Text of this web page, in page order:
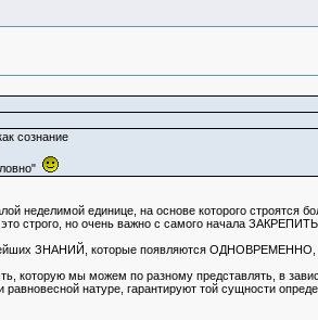
сознание
неделимой единице, на основе которого строятся
это строго, но очень важно с самого начала
ЗНАНИЙ, которые появляются ОДНОВРЕМЕННО, в
мы можем по разному представлять, в
натуре, гарантируют той сущности